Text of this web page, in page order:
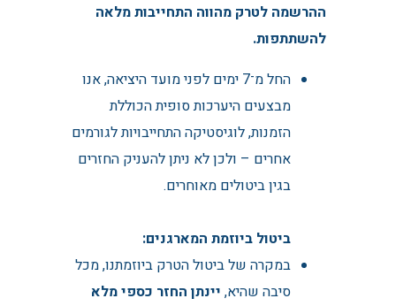
ההרשמה לטרק מהווה התחייבות מלאה
להשתתפות.
החל מ־7 ימים לפני מועד היציאה, אנו
מבצעים היערכות סופית הכוללת
הזמנות, לוגיסטיקה התחייבויות לגורמים
אחרים – ולכן לא ניתן להעניק החזרים
בגין ביטולים מאוחרים.
ביטול ביוזמת המארגנים:
במקרה של ביטול הטרק ביוזמתנו, מכל
סיבה שהיא, יינתן החזר כספי מלא